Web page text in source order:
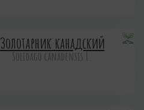
Золотарник канадский
Solidago canadensis L.